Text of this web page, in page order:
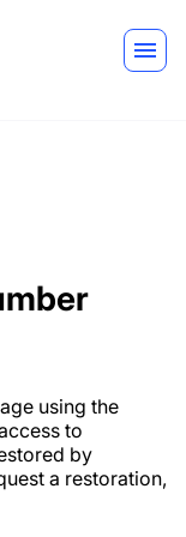
using the
to
by
a restoration,